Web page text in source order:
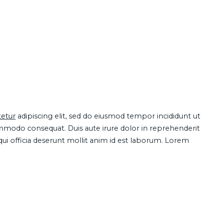
adipiscing elit, sed do eiusmod tempor incididunt ut
consequat. Duis aute irure dolor in reprehenderit
officia deserunt mollit anim id est laborum. Lorem